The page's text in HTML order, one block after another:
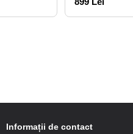
Informații de contact